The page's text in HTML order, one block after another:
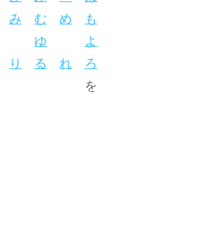
み む め も
ゆ
よ
り る れ ろ
を